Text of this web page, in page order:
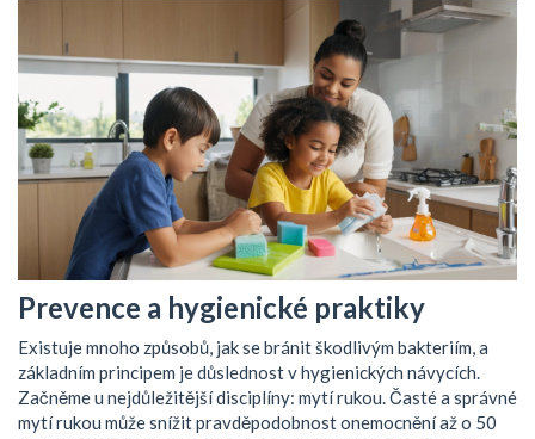
Prevence a hygienické praktiky
Existuje mnoho způsobů, jak se bránit škodlivým bakteriím, a
základním principem je důslednost v hygienických návycích.
Začněme u nejdůležitější disciplíny: mytí rukou. Časté a správné
mytí rukou může snížit pravděpodobnost onemocnění až o 50